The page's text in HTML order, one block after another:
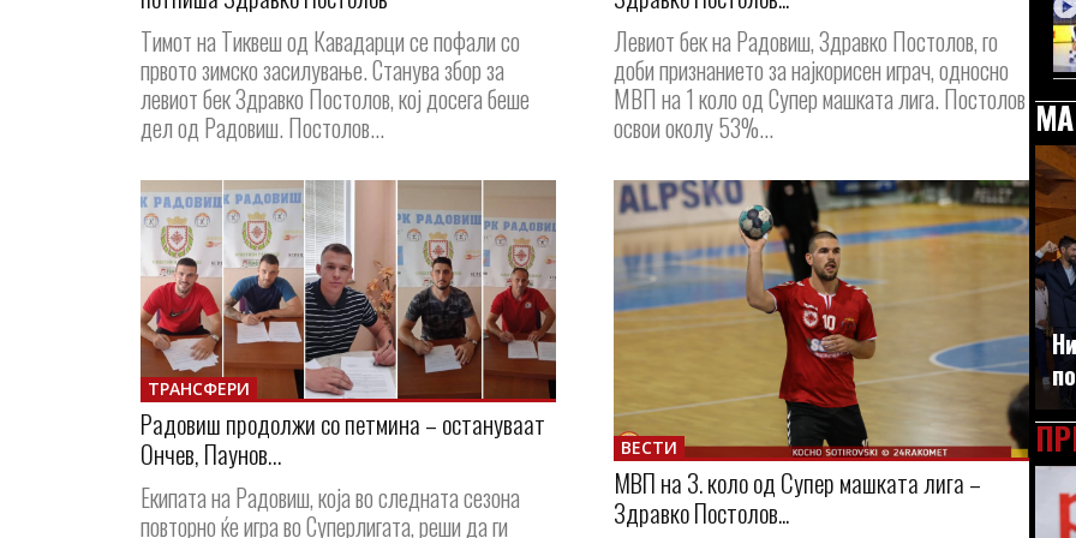
Тимот на Тиквеш од Кавадарци се пофали со
првото зимско засилување. Станува збор за
левиот бек Здравко Постолов, кој досега беше
дел од Радовиш. Постолов...
Левиот бек на Радовиш, Здравко Постолов, го
доби признанието за најкорисен играч, односно
МВП на 1 коло од Супер машката лига. Постолов
освои околу 53%...
ТРАНСФЕРИ
Радовиш продолжи со петмина – остануваат
Ончев, Паунов…
Екипата на Радовиш, која во следната сезона
повторно ќе игра во Суперлигата, реши да ги
ВЕСТИ
МВП на 3. коло од Супер машката лига –
Здравко Постолов...